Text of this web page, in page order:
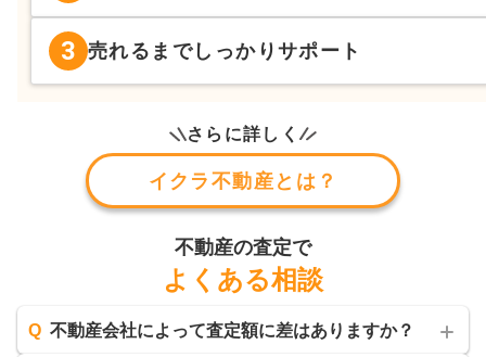
3 売れるまでしっかりサポート
さらに詳しく
イクラ不動産とは？
不動産の査定で
よくある相談
Q 不動産会社によって査定額に差はありますか？